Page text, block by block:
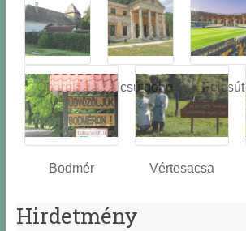
Óbarok
Alcsútdobo
z
Felcsút
Bodmér Vértesacsa
Hirdetmény